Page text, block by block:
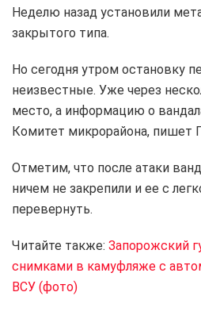
Неделю назад установили
закрытого типа.
Но сегодня утром остановку
неизвестные. Уже через
место, а информацию о
Комитет микрорайона, пишет
Отметим, что после атаки
ничем не закрепили и ее с
перевернуть.
Читайте также: Запорожский
снимками в камуфляже с
ВСУ (фото)